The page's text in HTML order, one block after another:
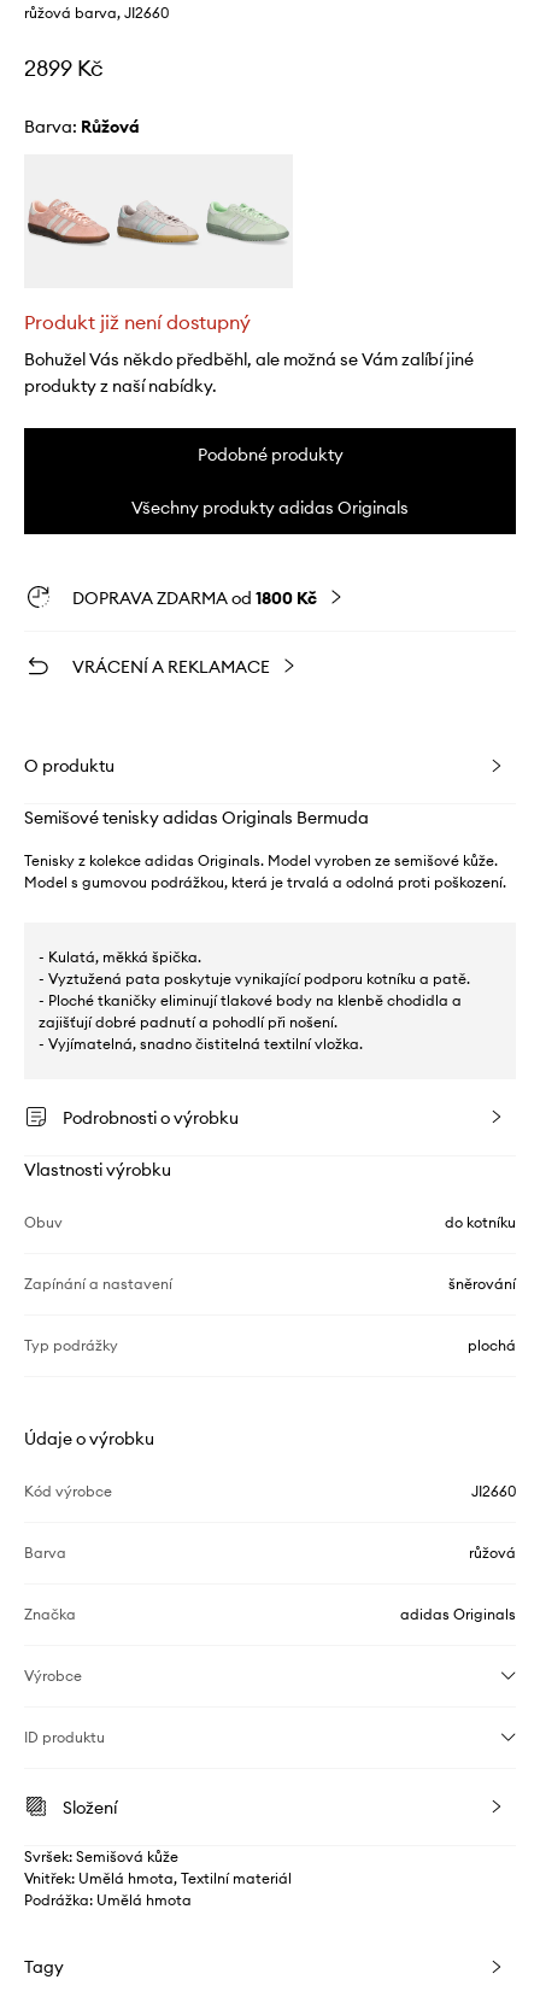
růžová barva, JI2660
2899 Kč
Barva: růžová
Produkt již není dostupný
Bohužel Vás někdo předběhl, ale možná se Vám zalíbí jiné
produkty z naší nabídky.
Podobné produkty
Všechny produkty adidas Originals
DOPRAVA ZDARMA od 1800 Kč
VRÁCENÍ A REKLAMACE
O produktu
Semišové tenisky adidas Originals Bermuda
Tenisky z kolekce adidas Originals. Model vyroben ze semišové kůže.
Model s gumovou podrážkou, která je trvalá a odolná proti poškození.
- Kulatá, měkká špička.
- Vyztužená pata poskytuje vynikající podporu kotníku a patě.
- Ploché tkaničky eliminují tlakové body na klenbě chodidla a
zajišťují dobré padnutí a pohodlí při nošení.
- Vyjímatelná, snadno čistitelná textilní vložka.
Podrobnosti o výrobku
Vlastnosti výrobku
Obuv do kotníku
Zapínání a nastavení šněrování
Typ podrážky plochá
Údaje o výrobku
Kód výrobce JI2660
Barva růžová
Značka adidas Originals
Výrobce
ID produktu
Složení
Svršek: Semišová kůže
Vnitřek: Umělá hmota, Textilní materiál
Podrážka: Umělá hmota
Tagy